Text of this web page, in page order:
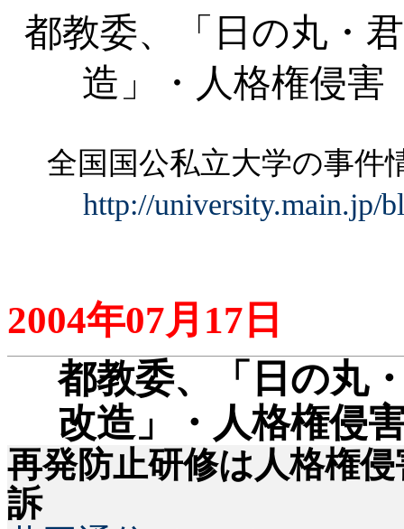
都教委、「日の丸・
造」・人格権侵
全国国公私立大学の事
http://university.main.jp/
2004年07月 17 日
都教委、「日の丸
改造」・人格権侵
再発防止研修は人格権
訴